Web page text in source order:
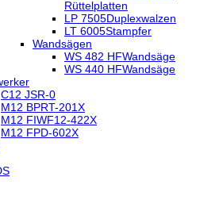
Rüttelplatten
LP 7505Duplexwalzen
LT 6005Stampfer
Wandsägen
WS 482 HFWandsäge
WS 440 HFWandsäge
C12 JSR-0
M12 BPRT-201X
M12 FIWF12-422X
M12 FPD-602X